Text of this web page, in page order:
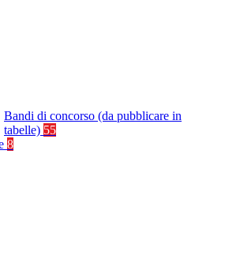
Bandi di concorso (da pubblicare in
tabelle) 55
8